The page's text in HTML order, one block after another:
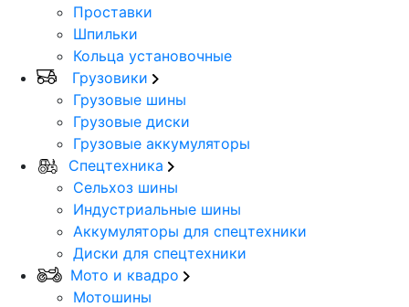
Проставки
Шпильки
Кольца установочные
Грузовики
Грузовые шины
Грузовые диски
Грузовые аккумуляторы
Спецтехника
Сельхоз шины
Индустриальные шины
Аккумуляторы для спецтехники
Диски для спецтехники
Мото и квадро
Мотошины